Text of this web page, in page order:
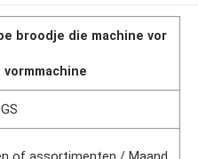
broodje die machine vor
of assortimenten / Maand